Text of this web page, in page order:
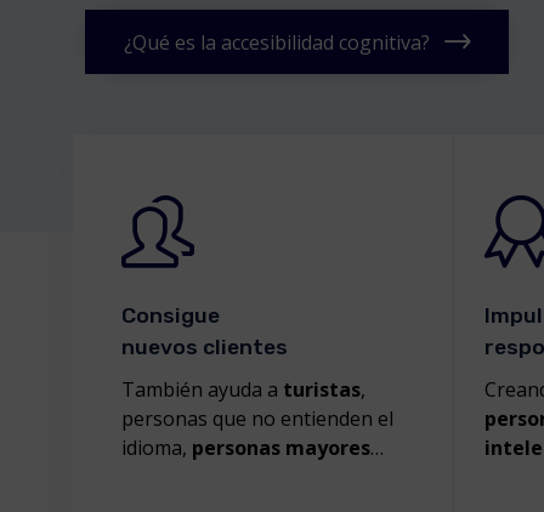
¿Qué es la accesibilidad cognitiva?
Consigue
nuevos clientes
También ayuda a turistas,
personas que no entienden el
idioma, personas mayores…